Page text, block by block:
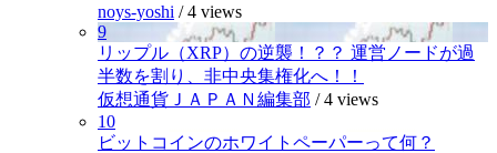
noys-yoshi /4 views
9
リップル（XRP）の逆襲！？？ 運営ノードが過
半数を割り、非中央集権化へ！！
仮想通貨ＪＡＰＡＮ編集部 /4 views
10
ビットコインのホワイトペーパーって何？